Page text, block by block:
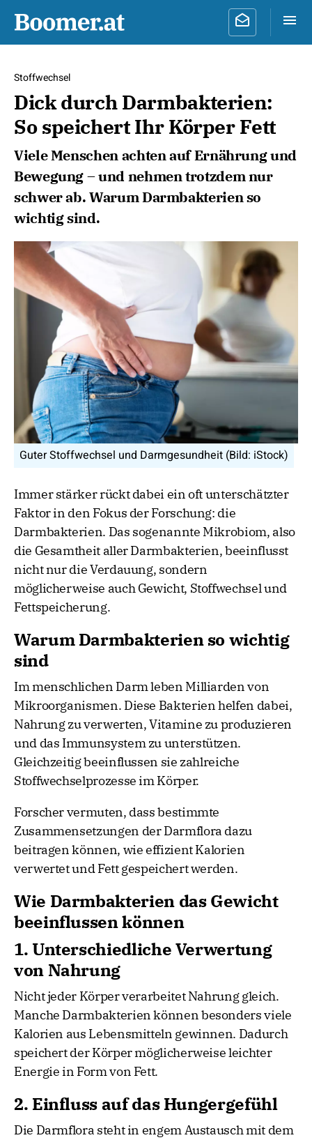
Stoffwechsel
Dick durch Darmbakterien:
So speichert Ihr Körper Fett
Viele Menschen achten auf Ernährung und
Bewegung – und nehmen trotzdem nur
schwer ab. Warum Darmbakterien so
wichtig sind.
Guter Stoffwechsel und Darmgesundheit (Bild: iStock)
Immer stärker rückt dabei ein oft unterschätzter
Faktor in den Fokus der Forschung: die
Darmbakterien. Das sogenannte Mikrobiom, also
die Gesamtheit aller Darmbakterien, beeinflusst
nicht nur die Verdauung, sondern
möglicherweise auch Gewicht, Stoffwechsel und
Fettspeicherung.
Warum Darmbakterien so wichtig
sind
Im menschlichen Darm leben Milliarden von
Mikroorganismen. Diese Bakterien helfen dabei,
Nahrung zu verwerten, Vitamine zu produzieren
und das Immunsystem zu unterstützen.
Gleichzeitig beeinflussen sie zahlreiche
Stoffwechselprozesse im Körper.
Forscher vermuten, dass bestimmte
Zusammensetzungen der Darmflora dazu
beitragen können, wie effizient Kalorien
verwertet und Fett gespeichert werden.
Wie Darmbakterien das Gewicht
beeinflussen können
1. Unterschiedliche Verwertung
von Nahrung
Nicht jeder Körper verarbeitet Nahrung gleich.
Manche Darmbakterien können besonders viele
Kalorien aus Lebensmitteln gewinnen. Dadurch
speichert der Körper möglicherweise leichter
Energie in Form von Fett.
2. Einfluss auf das Hungergefühl
Die Darmflora steht in engem Austausch mit dem